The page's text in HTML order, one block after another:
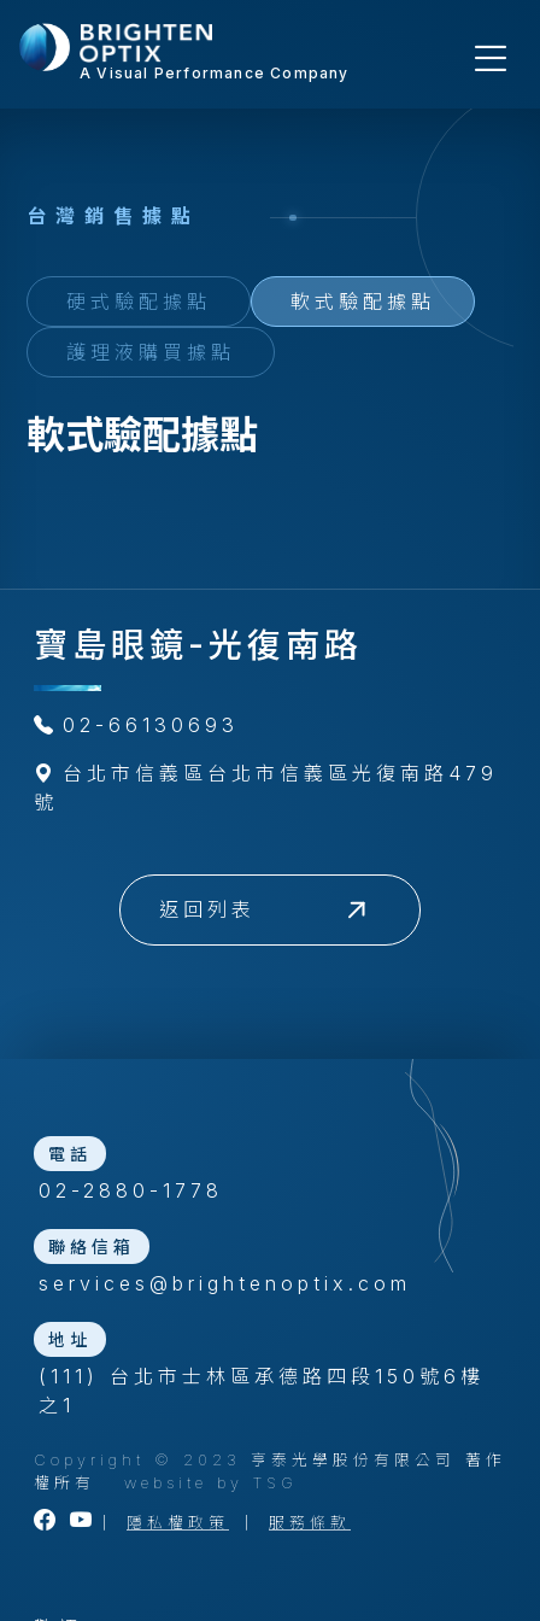
A Visual Performance Company
台灣銷 售據點
硬式驗配據點 軟式驗配據點
護理液購買據點
軟式驗配據點
寶島眼鏡-光復南路
02-66130693
台北市信義區台北市信義區光復南路479
號
返回列表
電話
02-2880-1778
聯絡信箱
services@brightenoptix.com
地址
(111) 台北市士林區承德路四段150號6樓
之1
Copyright © 2023 亨泰光學股份有限公司 著作
權所有 website by TSG
隱私權政策 服務條款